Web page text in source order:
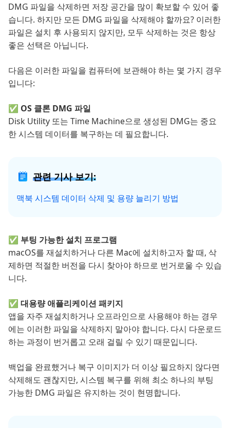
DMG 파일을 삭제하면 저장 공간을 많이 확보할 수 있어 좋
습니다. 하지만 모든 DMG 파일을 삭제해야 할까요? 이러한
파일은 설치 후 사용되지 않지만, 모두 삭제하는 것은 항상
좋은 선택은 아닙니다.
다음은 이러한 파일을 컴퓨터에 보관해야 하는 몇 가지 경우
입니다:
✅ OS 클론 DMG 파일
Disk Utility 또는 Time Machine으로 생성된 DMG는 중요
한 시스템 데이터를 복구하는 데 필요합니다.
관련 기사 보기:
맥북 시스템 데이터 삭제 및 용량 늘리기 방법
✅ 부팅 가능한 설치 프로그램
macOS를 재설치하거나 다른 Mac에 설치하고자 할 때, 삭
제하면 적절한 버전을 다시 찾아야 하므로 번거로울 수 있습
니다.
✅ 대용량 애플리케이션 패키지
앱을 자주 재설치하거나 오프라인으로 사용해야 하는 경우
에는 이러한 파일을 삭제하지 말아야 합니다. 다시 다운로드
하는 과정이 번거롭고 오래 걸릴 수 있기 때문입니다.
백업을 완료했거나 복구 이미지가 더 이상 필요하지 않다면
삭제해도 괜찮지만, 시스템 복구를 위해 최소 하나의 부팅
가능한 DMG 파일은 유지하는 것이 현명합니다.